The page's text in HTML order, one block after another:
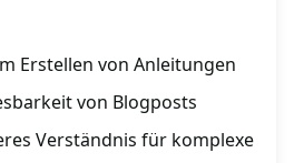
Erstellen von Anleitungen
von Blogposts
Verständnis für komplexe